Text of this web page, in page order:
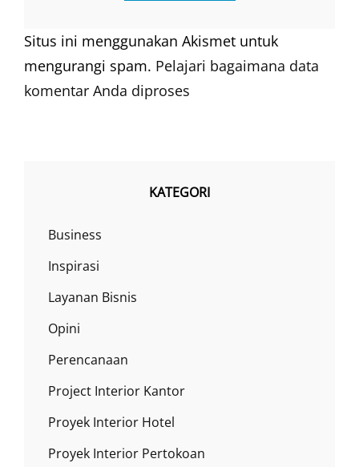
Situs ini menggunakan Akismet untuk
mengurangi spam. Pelajari bagaimana data
komentar Anda diproses
KATEGORI
Business
Inspirasi
Layanan Bisnis
Opini
Perencanaan
Project Interior Kantor
Proyek Interior Hotel
Proyek Interior Pertokoan